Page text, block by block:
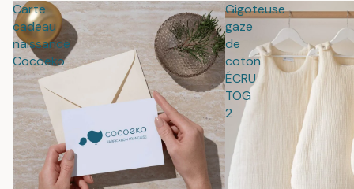
Carte
cadeau
naissance
Cocoeko
Gigoteuse
gaze
de
coton
ÉCRU
TOG
2